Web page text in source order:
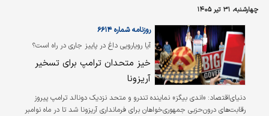
چهارشنبه، ۳۱ تیر ۱۴۰۵
آیا رویارویی داغ در پاییز جاری در راه است؟
روزنامه شماره ۶۶۱۴
خیز متحدان ترامپ برای تسخیر
آریزونا
دنیای‌اقتصاد: «اندی بیگز» نماینده تندرو و متحد نزدیک دونالد ترامپ پیروز
رقابت‌های درون‌حزبی جمهوری‌خواهان برای فرمانداری آریزونا شد تا در ماه نوامبر